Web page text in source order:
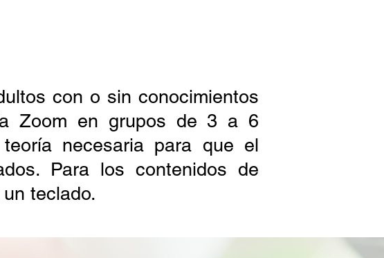
con o sin conocimientos
Zoom en grupos de 3 a 6
necesaria para que el
Para los contenidos de
teclado.